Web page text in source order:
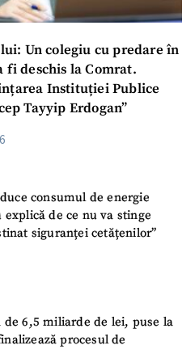
Un colegiu cu predare în
fi deschis la Comrat.
Instituției Publice
Tayyip Erdogan”
consumul de energie
de ce nu va stinge
siguranței cetățenilor”
6,5 miliarde de lei, puse la
procesul de